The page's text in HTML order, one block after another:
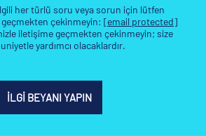
her türlü soru veya sorun için lütfen
çekinmeyin: [email protected]
iletişime geçmekten çekinmeyin; size
yardımcı olacaklardır.
İLGI BEYANI YAPIN